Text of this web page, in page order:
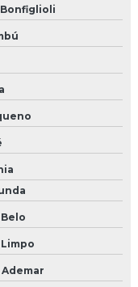
de rede
segurança